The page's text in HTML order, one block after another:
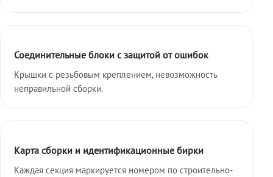
Соединительные блоки с защитой от ошибок
Крышки с резьбовым креплением, невозможность
неправильной сборки.
Карта сборки и идентификационные бирки
Каждая секция маркируется номером по строительно-